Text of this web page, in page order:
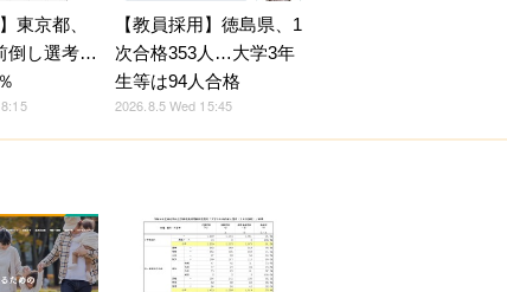
東京都、
倒し選考…
【教員採用】徳島県、1
次合格353人…大学3年
生等は94人合格
2026.8.5 Wed 15:45